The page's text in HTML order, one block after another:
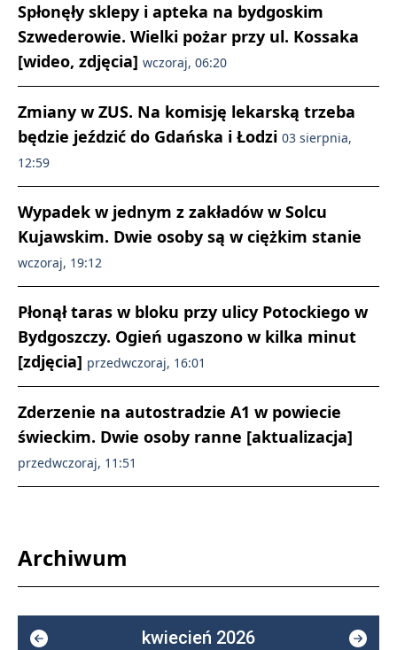
Spłonęły sklepy i apteka na bydgoskim
Szwederowie. Wielki pożar przy ul. Kossaka
[wideo, zdjęcia] wczoraj, 06:20
Zmiany w ZUS. Na komisję lekarską trzeba
będzie jeździć do Gdańska i Łodzi 03 sierpnia,
12:59
Wypadek w jednym z zakładów w Solcu
Kujawskim. Dwie osoby są w ciężkim stanie
wczoraj, 19:12
Płonął taras w bloku przy ulicy Potockiego w
Bydgoszczy. Ogień ugaszono w kilka minut
[zdjęcia] przedwczoraj, 16:01
Zderzenie na autostradzie A1 w powiecie
świeckim. Dwie osoby ranne [aktualizacja]
przedwczoraj, 11:51
Archiwum
kwiecień 2026